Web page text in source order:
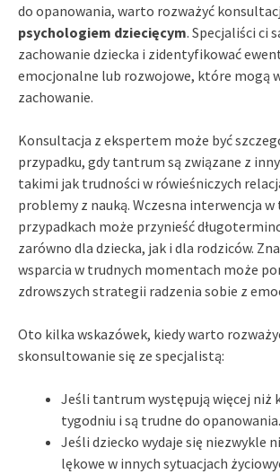
do opanowania, warto rozważyć
psychologiem dziecięcym. Specjaliści ci
zachowanie dziecka i zidentyfikować
emocjonalne lub rozwojowe, które mogą
zachowanie.
Konsultacja z ekspertem może być
przypadku, gdy tantrum są związane z
takimi jak trudności w rówieśniczych
problemy z nauką. Wczesna interwencja w
przypadkach może przynieść
zarówno dla dziecka, jak i dla rodziców.
wsparcia w trudnych momentach może
zdrowszych strategii radzenia sobie z
Oto kilka wskazówek, kiedy warto
skonsultowanie się ze specjalistą:
Jeśli tantrum występują więcej niż
tygodniu i są trudne do opanowania.
Jeśli dziecko wydaje się niezwykle
lękowe w innych sytuacjach